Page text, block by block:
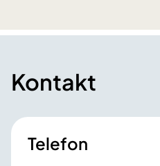
Kontakt
Telefon